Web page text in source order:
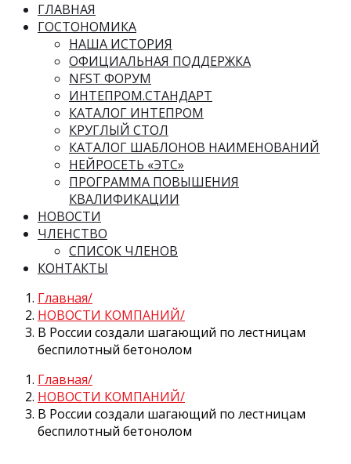
ГЛАВНАЯ
ГОСТОНОМИКА
НАША ИСТОРИЯ
ОФИЦИАЛЬНАЯ ПОДДЕРЖКА
NFST ФОРУМ
ИНТЕПРОМ.СТАНДАРТ
КАТАЛОГ ИНТЕПРОМ
КРУГЛЫЙ СТОЛ
КАТАЛОГ ШАБЛОНОВ НАИМЕНОВАНИЙ
НЕЙРОСЕТЬ «ЭТС»
ПРОГРАММА ПОВЫШЕНИЯ
КВАЛИФИКАЦИИ
НОВОСТИ
ЧЛЕНСТВО
СПИСОК ЧЛЕНОВ
КОНТАКТЫ
Главная
НОВОСТИ КОМПАНИЙ
В России создали шагающий по лестницам
беспилотный бетонолом
Главная
НОВОСТИ КОМПАНИЙ
В России создали шагающий по лестницам
беспилотный бетонолом